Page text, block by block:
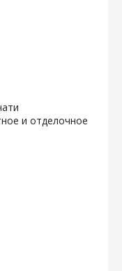
и отделочное